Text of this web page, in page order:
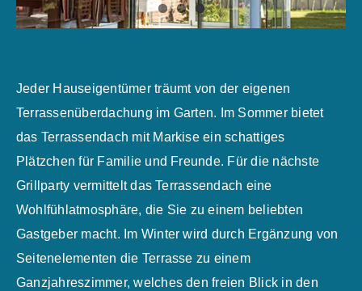
Jeder Hauseigentümer träumt von der eigenen
Terrassenüberdachung im Garten. Im Sommer bietet
das Terrassendach mit Markise ein schattiges
Plätzchen für Familie und Freunde. Für die nächste
Grillparty vermittelt das Terrassendach eine
Wohlfühlatmosphäre, die Sie zu einem beliebten
Gastgeber macht. Im Winter wird durch Ergänzung von
Seitenelementen die Terrasse zu einem
Ganzjahreszimmer, welches den freien Blick in den